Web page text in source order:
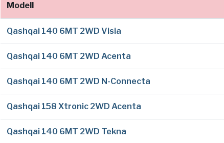
Modell
Qashqai 140 6MT 2WD Visia
Qashqai 140 6MT 2WD Acenta
Qashqai 140 6MT 2WD N-Connecta
Qashqai 158 Xtronic 2WD Acenta
Qashqai 140 6MT 2WD Tekna